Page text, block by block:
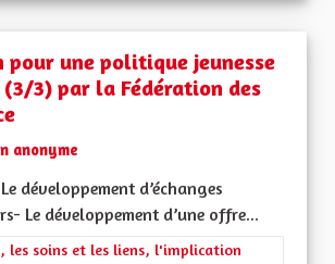
pour une politique jeunesse
3) par la Fédération des
anonyme
développement d’échanges
Le développement d’une offre...
de la catégorie : Les solidarités, les soins
les soins et les liens, l'implication